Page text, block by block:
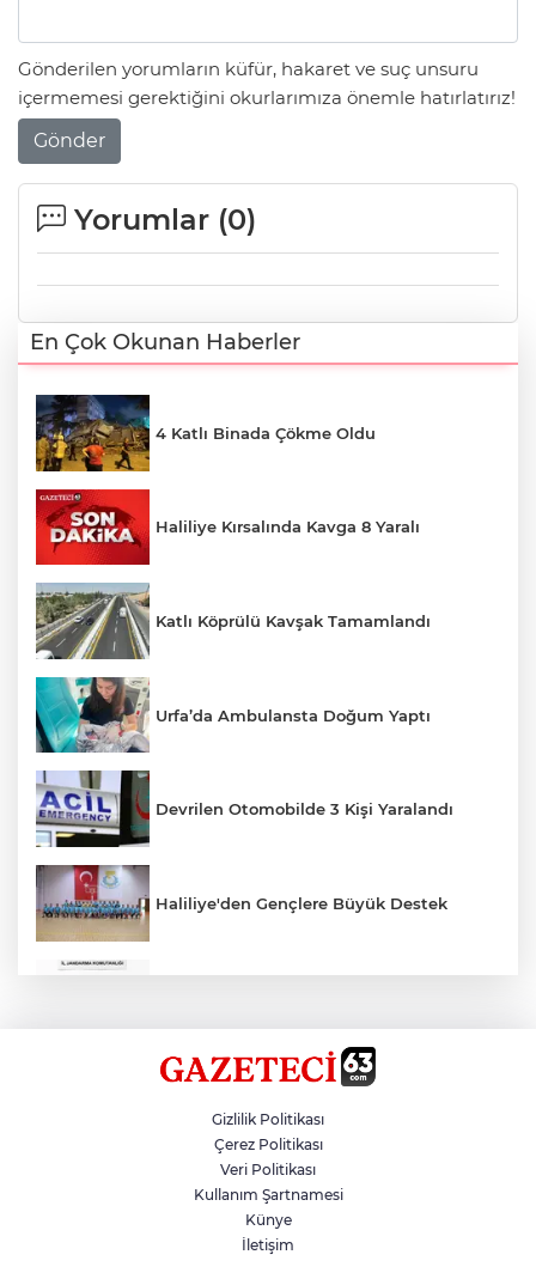
Gönderilen yorumların küfür, hakaret ve suç unsuru
içermemesi gerektiğini okurlarımıza önemle hatırlatırız!
Gönder
Yorumlar (0)
En Çok Okunan Haberler
4 Katlı Binada Çökme Oldu
Haliliye Kırsalında Kavga 8 Yaralı
Katlı Köprülü Kavşak Tamamlandı
Urfa’da Ambulansta Doğum Yaptı
Devrilen Otomobilde 3 Kişi Yaralandı
Haliliye'den Gençlere Büyük Destek
Hikmet Başak’tan Ulaşım Çalışması
Atatürk Bulvarında Asfalt Yenileniyor
Gizlilik Politikası
Çerez Politikası
Veri Politikası
Kullanım Şartnamesi
Künye
İletişim